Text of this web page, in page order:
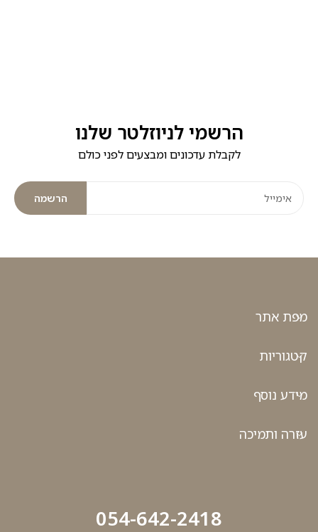
הרשמי לניוזלטר שלנו
לקבלת עדכונים ומבצעים לפני כולם
הרשמה
מפת אתר
קטגוריות
מידע נוסף
עזרה ותמיכה
054-642-2418